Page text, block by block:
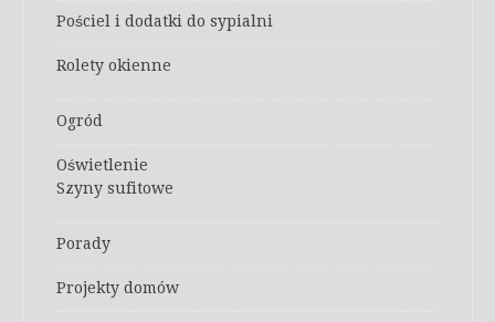
Pościel i dodatki do sypialni
Rolety okienne
Ogród
Oświetlenie
Szyny sufitowe
Porady
Projekty domów